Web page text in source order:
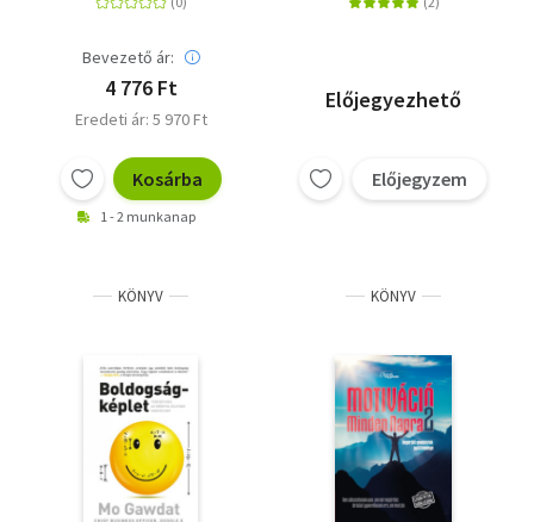
Bevezető ár:
4 776 Ft
Eredeti ár: 5 970 Ft
Kosárba
1 - 2 munkanap
Szabó Péter
Előjegyezhető
Előjegyzem
KÖNYV KÖNYV